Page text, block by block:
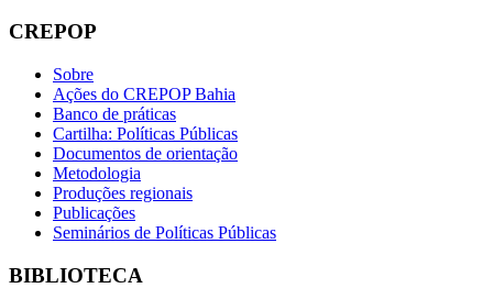
CREPOP
Sobre
Ações do CREPOP Bahia
Banco de práticas
Cartilha: Políticas Públicas
Documentos de orientação
Metodologia
Produções regionais
Publicações
Seminários de Políticas Públicas
BIBLIOTECA